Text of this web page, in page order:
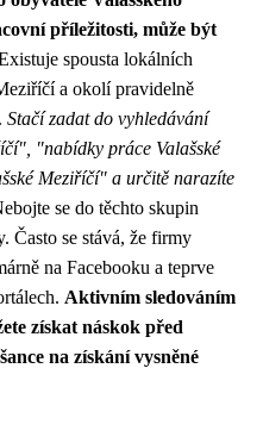
příležitosti, může být
spousta lokálních
a okolí pravidelně
Stačí zadat do vyhledávání
"nabídky práce Valašské
Meziříčí" a určitě narazíte
se do těchto skupin
Často se stává, že firmy
na Facebooku a teprve
Aktivním sledováním
získat náskok před
na získání vysněné